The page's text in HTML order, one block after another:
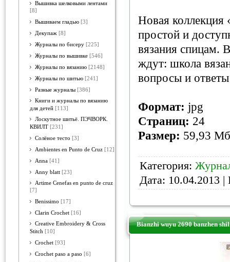
Вышивка шелковыми лентами
[8]
Вышиваем гладью [3]
Декупаж [8]
Журналы по бисеру [225]
Журналы по вышивке [546]
Журналы по вязанию [2148]
Журналы по шитью [241]
Разные журналы [386]
Книги и журналы по вязанию
для детей [113]
Лоскутное шитьё. ПЭЧВОРК.
КВИЛТ [231]
Солёное тесто [3]
Ambientes en Punto de Cruz [12]
Anna [41]
Anny blatt [23]
Artime Cenefas en punto de cruz
[7]
Benissimo [17]
Clarin Crochet [16]
Creative Embroidery & Cross
Stitch [10]
Crochet [93]
Crochet paso a paso [6]
Новая коллекция
простой и
вязания спицам.
ждут: школа
вопросы и
Формат: jpg
Страниц: 24
Размер: 59,93 Мб
Категория:
Дата: 10.04.2013 |
Bianzhi wuyu 2690 banzhen